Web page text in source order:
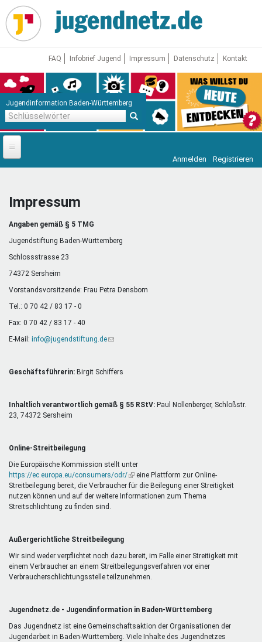
Direkt
zum
Inhalt
FAQ Infobrief Jugend Impressum Datenschutz Kontakt
Jugendinformation Baden-Württemberg
Startseite
Jugendnetz
Freizeit & Reisen
Mentoren & Projekte
Schule & Beruf
Vor Ort
Anmelden Registrieren
Impressum
Angaben gemäß § 5 TMG
Jugendstiftung Baden-Württemberg
Schlossstrasse 23
74372 Sersheim
Vorstandsvorsitzende: Frau Petra Densborn
Tel.: 0 70 42 / 83 17 - 0
Fax: 0 70 42 / 83 17 - 40
E-Mail: info@jugendstiftung.de(Link
Mail)
Geschäftsführerin: Birgit Schiffers
Inhaltlich verantwortlich gemäß § 55 RStV: Paul Nollenberger, Schloßstr.
23, 74372 Sersheim
Online-Streitbeilegung
Die Europäische Kommission stellt unter
https://ec.europa.eu/consumers/odr/(Link
ist
extern)
eine Plattform zur Online-
Streitbeilegung bereit, die Verbraucher für die Beilegung einer Streitigkeit
nutzen können und auf der weitere Informationen zum Thema
Streitschlichtung zu finden sind.
Außergerichtliche Streitbeilegung
Wir sind weder verpflichtet noch dazu bereit, im Falle einer Streitigkeit mit
einem Verbraucher an einem Streitbeilegungsverfahren vor einer
Verbraucherschlichtungsstelle teilzunehmen.
Jugendnetz.de - Jugendinformation in Baden-Württemberg
Das Jugendnetz ist eine Gemeinschaftsaktion der Organisationen der
Jugendarbeit in Baden-Württemberg. Viele Inhalte des Jugendnetzes